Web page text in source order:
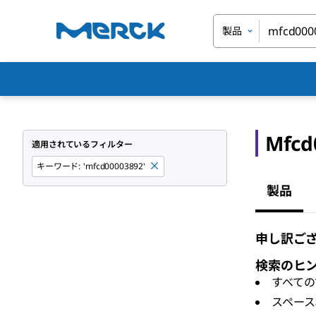
製品
適用されているフィルター
キーワード: 'mfcd00003892'
製品
申し訳ご
検索のヒ
すべて
スペー